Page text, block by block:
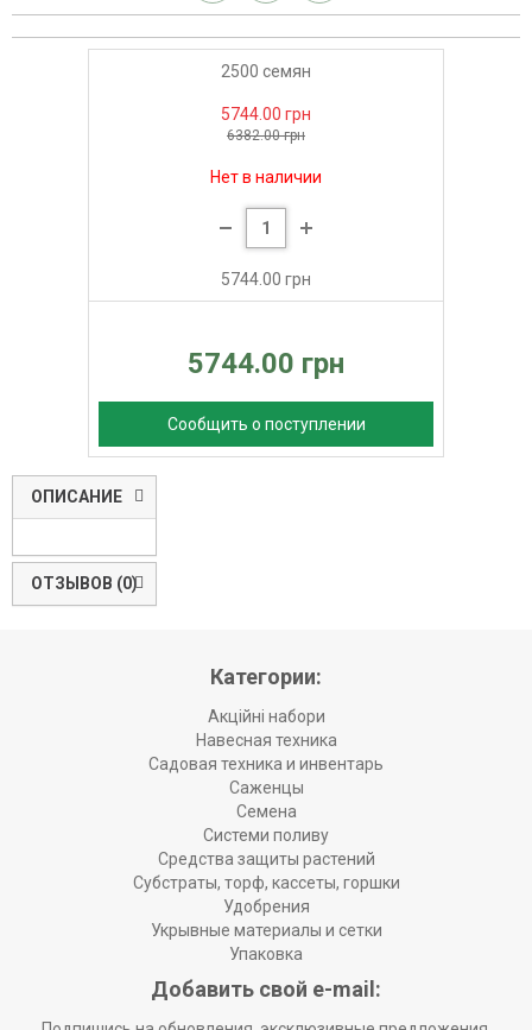
2500 семян
5744.00 грн
6382.00 грн
Нет в наличии
5744.00 грн
5744.00 грн
Сообщить о поступлении
ОПИСАНИЕ
ОТЗЫВОВ (0)
Категории:
Акційні набори
Навесная техника
Садовая техника и инвентарь
Саженцы
Семена
Системи поливу
Средства защиты растений
Субстраты, торф, кассеты, горшки
Удобрения
Укрывные материалы и сетки
Упаковка
Добавить свой e-mail: